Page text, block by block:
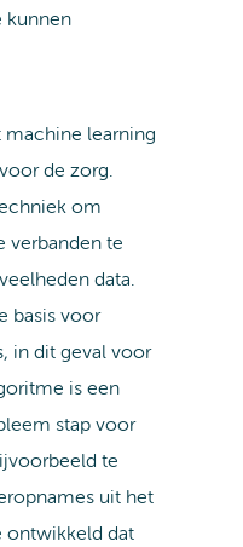
kunnen
machine learning
de zorg.
om
verbanden te
data.
basis voor
in dit geval voor
is een
stap voor
te
uit het
ontwikkeld dat